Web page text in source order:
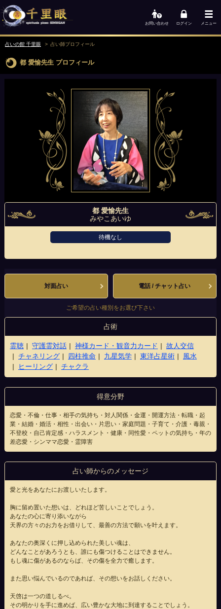
お問い合わせ ログイン メニュー
占いの館 千里眼 占い師プロフィール
都 愛愉先生 プロフィール
都 愛愉先生
みやこあいゆ
待機なし
対面占い 電話 / チャット占い
ご希望の占い種別をお選び下さい
占術
霊聴 守護霊対話 神様カード・観音力カード
故人交信
チャネリング
四柱推命 九星気学 東洋占星術
風水
ヒーリング
チャクラ
得意分野
恋愛・不倫・仕事・相手の気持ち・対人関係・金運・開運方法・転職・起
業・結婚・婚活・相性・出会い・片思い・家庭問題・子育て・介護・毒親・
不登校・自己肯定感・ハラスメント・健康・同性愛・ペットの気持ち・年の
差恋愛・シンママ恋愛・霊障害
占い師からのメッセージ
愛と光をあなたにお渡しいたします。
胸に留め置いた想いは、どれほど苦しいことでしょう。
あなたの心に寄り添いながら
天界の方々のお力をお借りして、最善の方法で願いを叶えます。
あなたの奥深くに押し込められた美しい魂は、
どんなことがあろうとも、誰にも傷つけることはできません。
もし魂に傷があるのならば、その傷を全力で癒します。
また思い悩んでいるのであれば、その想いをお話しください。
天啓は一つの道しるべ。
その明かりを手に進めば、広い豊かな大地に到達することでしょう。